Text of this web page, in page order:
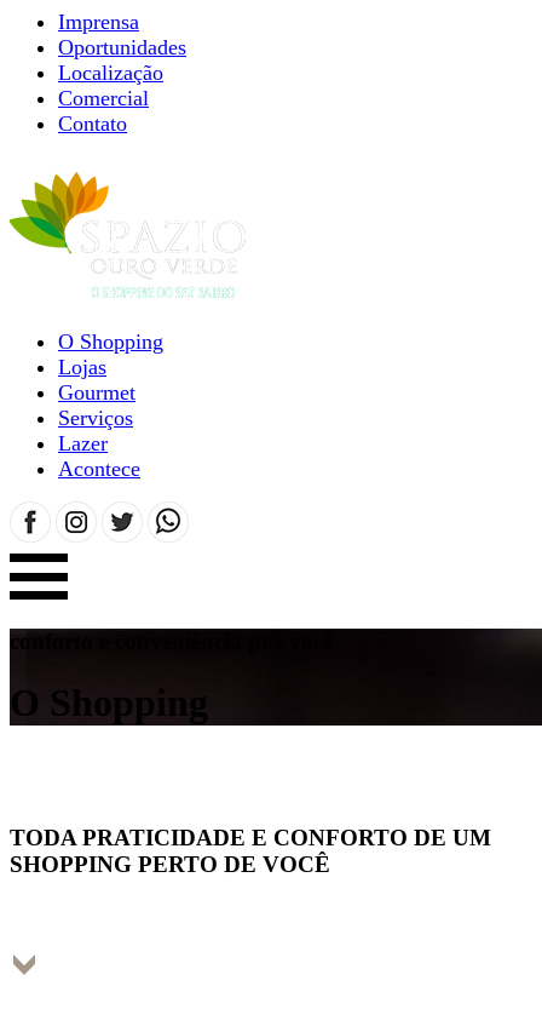
Imprensa
Oportunidades
Localização
Comercial
Contato
O Shopping
Lojas
Gourmet
Serviços
Lazer
Acontece
conforto e conveniência pra você
O Shopping
TODA PRATICIDADE E CONFORTO DE UM
SHOPPING PERTO DE VOCÊ